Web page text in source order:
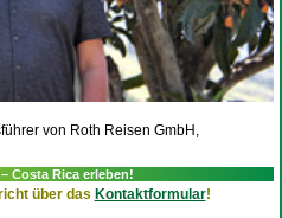
von Roth Reisen GmbH,
Costa Rica erleben!
über das Kontaktformular!